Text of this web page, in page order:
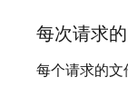
每次请求
每个请求的文